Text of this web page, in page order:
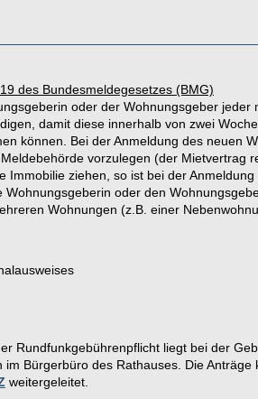
des Bundesmeldegesetzes (BMG)
oder der Wohnungsgeber jeder
damit diese innerhalb von zwei
können. Bei der Anmeldung des neuen
vorzulegen (der Mietvertrag
Immobilie ziehen, so ist bei der
oder den
Wohnungen (z.B. einer
Rundfunkgebührenpflicht liegt bei der
im Bürgerbüro des Rathauses. Die
weitergeleitet.